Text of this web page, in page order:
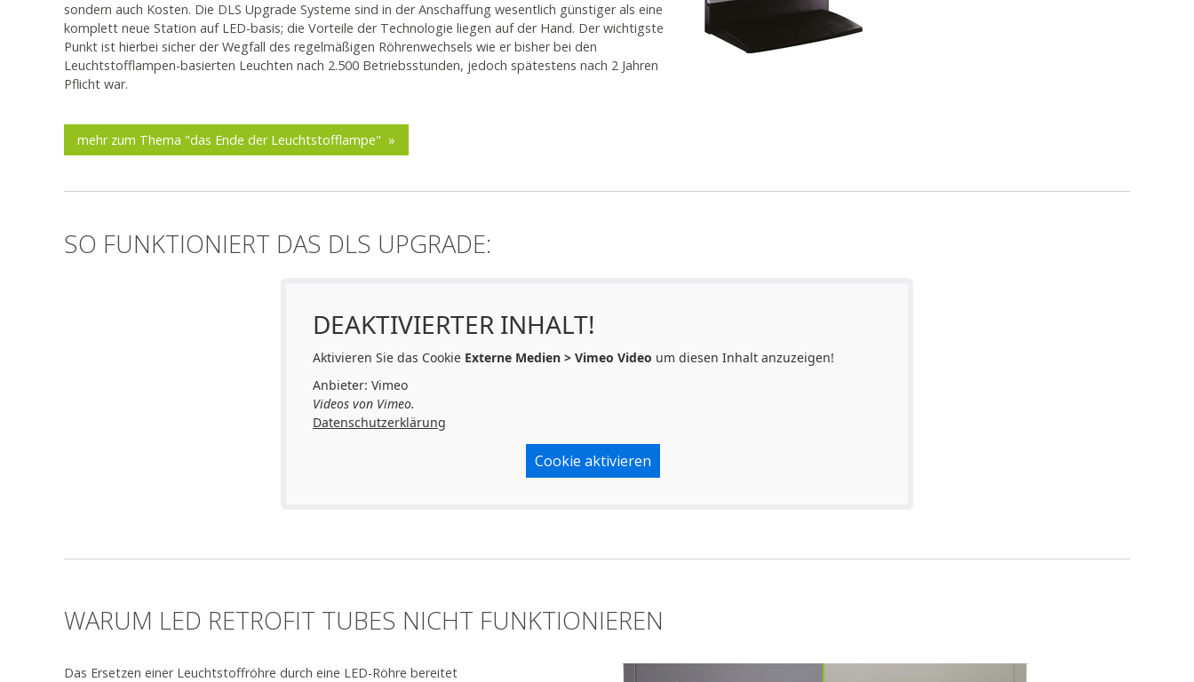
sondern auch Kosten. Die DLS Upgrade Systeme sind in der Anschaffung wesentlich günstiger als eine
komplett neue Station auf LED-basis; die Vorteile der Technologie liegen auf der Hand. Der wichtigste
Punkt ist hierbei sicher der Wegfall des regelmäßigen Röhrenwechsels wie er bisher bei den
Leuchtstofflampen-basierten Leuchten nach 2.500 Betriebsstunden, jedoch spätestens nach 2 Jahren
Pflicht war.
mehr zum Thema "das Ende der Leuchtstofflampe" »
SO FUNKTIONIERT DAS DLS UPGRADE:
DEAKTIVIERTER INHALT!
Aktivieren Sie das Cookie Externe Medien > Vimeo Video um diesen Inhalt anzuzeigen!
Anbieter: Vimeo
Videos von Vimeo.
Datenschutzerklärung
Cookie aktivieren
WARUM LED RETROFIT TUBES NICHT FUNKTIONIEREN
Das Ersetzen einer Leuchtstoffröhre durch eine LED-Röhre bereitet